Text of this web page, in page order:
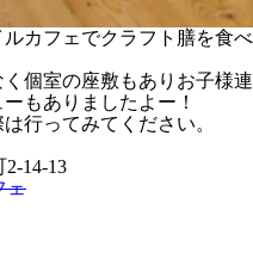
カフェでクラフト膳を食べ
個室の座敷もありお子様連
もありましたよー！
行ってみてください。
14-13
ェ